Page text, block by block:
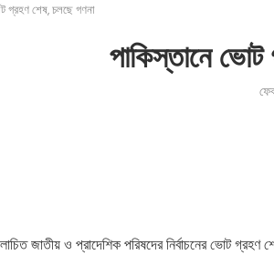
গ্রহণ শেষ, চলছে গণনা
পাকিস্তানে
জাতীয় ও প্রাদেশিক পরিষদের নির্বাচনের ভোট